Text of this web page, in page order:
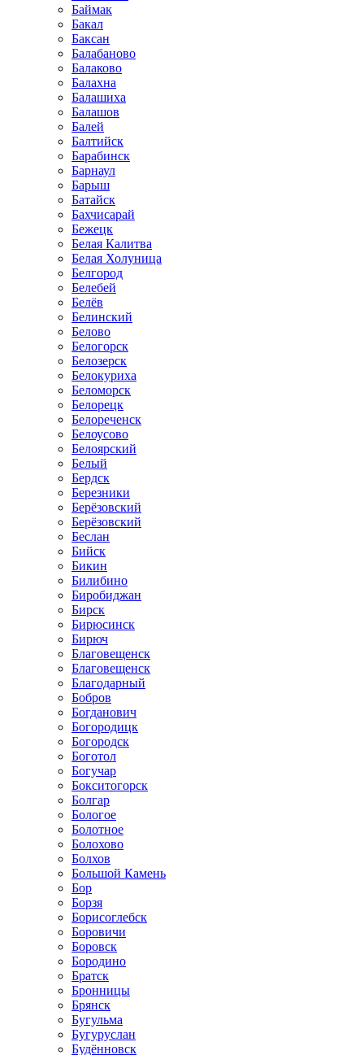
Баймак
Бакал
Баксан
Балабаново
Балаково
Балахна
Балашиха
Балашов
Балей
Балтийск
Барабинск
Барнаул
Барыш
Батайск
Бахчисарай
Бежецк
Белая Калитва
Белая Холуница
Белгород
Белебей
Белёв
Белинский
Белово
Белогорск
Белозерск
Белокуриха
Беломорск
Белорецк
Белореченск
Белоусово
Белоярский
Белый
Бердск
Березники
Берёзовский
Берёзовский
Беслан
Бийск
Бикин
Билибино
Биробиджан
Бирск
Бирюсинск
Бирюч
Благовещенск
Благовещенск
Благодарный
Бобров
Богданович
Богородицк
Богородск
Боготол
Богучар
Бокситогорск
Болгар
Бологое
Болотное
Болохово
Болхов
Большой Камень
Бор
Борзя
Борисоглебск
Боровичи
Боровск
Бородино
Братск
Бронницы
Брянск
Бугульма
Бугуруслан
Будённовск